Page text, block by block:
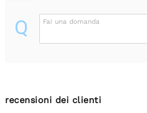
Q Fai una domanda
recensioni dei clienti